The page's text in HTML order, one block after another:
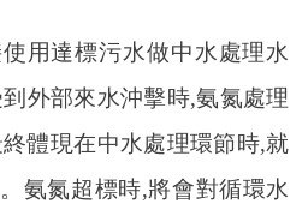
用達標污水做中水處理水
外部來水沖擊時,氨氮處理
體現在中水處理環節時,就
氨氮超標時,將會對循環水